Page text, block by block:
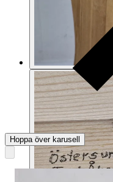
Hoppa över karusell